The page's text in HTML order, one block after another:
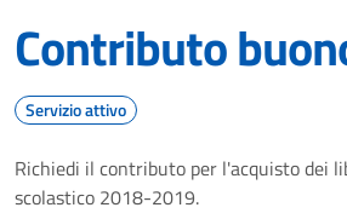
Contributo
Servizio attivo
Richiedi il contributo per l'acquisto dei
scolastico 2018-2019.